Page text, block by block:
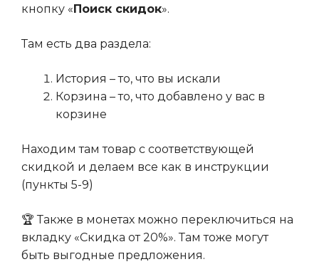
кнопку «Поиск скидок».
Там есть два раздела:
История – то, что вы искали
Корзина – то, что добавлено у вас в
корзине
Находим там товар с соответствующей
скидкой и делаем все как в инструкции
(пункты 5-9)
🏆 Также в монетах можно переключиться на
вкладку «Скидка от 20%». Там тоже могут
быть выгодные предложения.